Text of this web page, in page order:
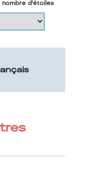
nombre d'étoiles